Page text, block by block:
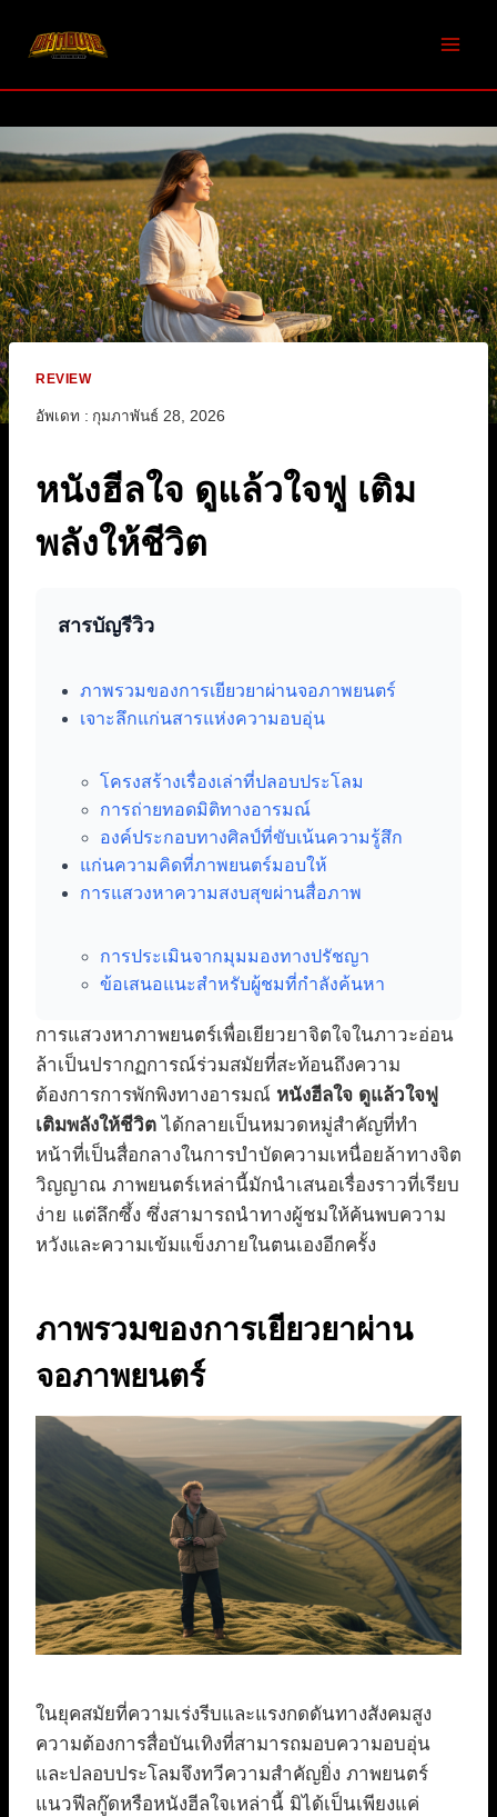
REVIEW
อัพเดท : กุมภาพันธ์ 28, 2026
หนังฮีลใจ ดูแล้วใจฟู เติม
พลังให้ชีวิต
สารบัญรีวิว
ภาพรวมของการเยียวยาผ่านจอภาพยนตร์
เจาะลึกแก่นสารแห่งความอบอุ่น
โครงสร้างเรื่องเล่าที่ปลอบประโลม
การถ่ายทอดมิติทางอารมณ์
องค์ประกอบทางศิลป์ที่ขับเน้นความรู้สึก
แก่นความคิดที่ภาพยนตร์มอบให้
การแสวงหาความสงบสุขผ่านสื่อภาพ
การประเมินจากมุมมองทางปรัชญา
ข้อเสนอแนะสำหรับผู้ชมที่กำลังค้นหา
การแสวงหาภาพยนตร์เพื่อเยียวยาจิตใจในภาวะอ่อน
ล้าเป็นปรากฏการณ์ร่วมสมัยที่สะท้อนถึงความ
ต้องการการพักพิงทางอารมณ์ หนังฮีลใจ ดูแล้วใจฟู
เติมพลังให้ชีวิต ได้กลายเป็นหมวดหมู่สำคัญที่ทำ
หน้าที่เป็นสื่อกลางในการบำบัดความเหนื่อยล้าทางจิต
วิญญาณ ภาพยนตร์เหล่านี้มักนำเสนอเรื่องราวที่เรียบ
ง่าย แต่ลึกซึ้ง ซึ่งสามารถนำทางผู้ชมให้ค้นพบความ
หวังและความเข้มแข็งภายในตนเองอีกครั้ง
ภาพรวมของการเยียวยาผ่าน
จอภาพยนตร์
ในยุคสมัยที่ความเร่งรีบและแรงกดดันทางสังคมสูง
ความต้องการสื่อบันเทิงที่สามารถมอบความอบอุ่น
และปลอบประโลมจึงทวีความสำคัญยิ่ง ภาพยนตร์
แนวฟีลกู๊ดหรือหนังฮีลใจเหล่านี้ มิได้เป็นเพียงแค่